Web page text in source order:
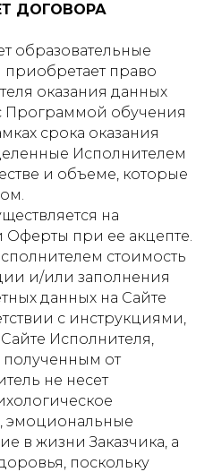
ДОГОВОРА
образовательные
приобретает право
оказания данных
Программой обучения
срока оказания
Исполнителем
и объеме, которые
на
при ее акцепте.
стоимость
и/или заполнения
данных на Сайте
с инструкциями,
Исполнителя,
от
не несет
эмоциональные
в жизни Заказчика, а
поскольку